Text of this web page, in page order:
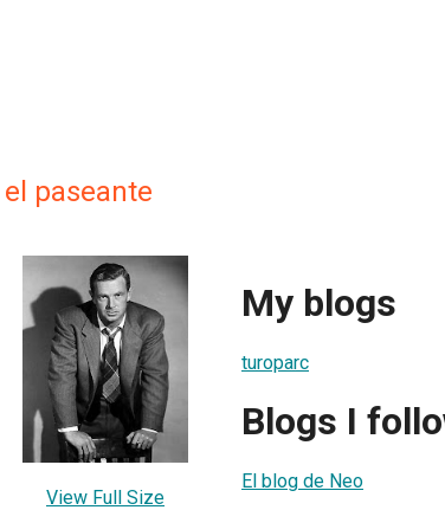
el paseante
View Full Size
My blogs
turoparc
Blogs I
El blog de Neo